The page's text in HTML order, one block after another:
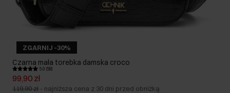
ZGARNIJ -30%
Czarna mała torebka damska croco
5.0 (58)
99,90 zł
119,90 zł - najniższa cena z 30 dni przed obniżką